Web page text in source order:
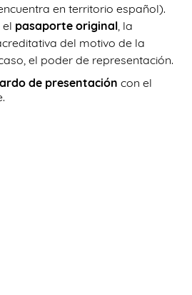
en territorio español).
pasaporte original, la
del motivo de la
el poder de representación.
de presentación con el